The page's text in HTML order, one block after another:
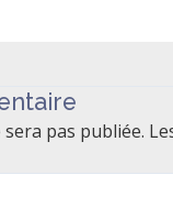
pas publiée.